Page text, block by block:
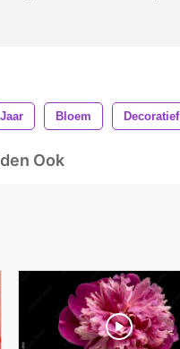
Jaar Bloem Decoratief
Ook